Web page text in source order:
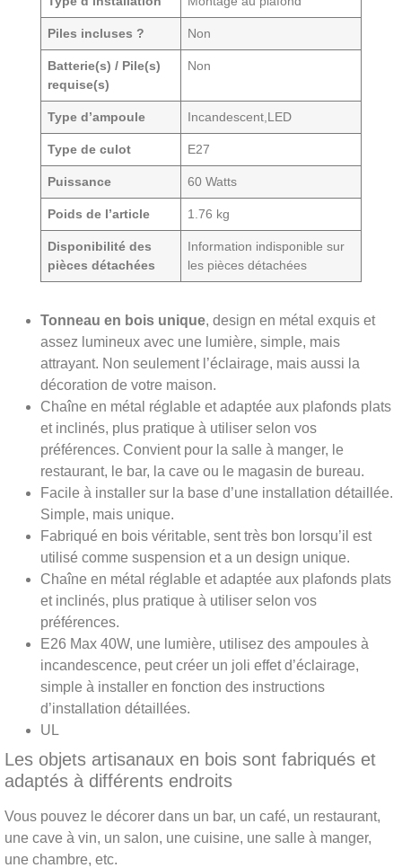
Piles incluses ? ‎Non
Batterie(s) / Pile(s)
requise(s)
‎Non
Type d’ampoule ‎Incandescent,LED
Type de culot ‎E27
Puissance ‎60 Watts
Poids de l’article ‎1.76 kg
Disponibilité des
pièces détachées
‎Information indisponible sur
les pièces détachées
Tonneau en bois unique, design en métal exquis et
assez lumineux avec une lumière, simple, mais
attrayant. Non seulement l’éclairage, mais aussi la
décoration de votre maison.
Chaîne en métal réglable et adaptée aux plafonds plats
et inclinés, plus pratique à utiliser selon vos
préférences. Convient pour la salle à manger, le
restaurant, le bar, la cave ou le magasin de bureau.
Facile à installer sur la base d’une installation détaillée.
Simple, mais unique.
Fabriqué en bois véritable, sent très bon lorsqu’il est
utilisé comme suspension et a un design unique.
Chaîne en métal réglable et adaptée aux plafonds plats
et inclinés, plus pratique à utiliser selon vos
préférences.
E26 Max 40W, une lumière, utilisez des ampoules à
incandescence, peut créer un joli effet d’éclairage,
simple à installer en fonction des instructions
d’installation détaillées.
UL
Les objets artisanaux en bois sont fabriqués et
adaptés à différents endroits
Vous pouvez le décorer dans un bar, un café, un restaurant,
une cave à vin, un salon, une cuisine, une salle à manger,
une chambre, etc.